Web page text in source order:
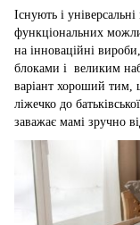
Існують і
функціональних
на інноваційні
блоками і великим
варіант хороший тим,
ліжечко до
заважає мамі зручно